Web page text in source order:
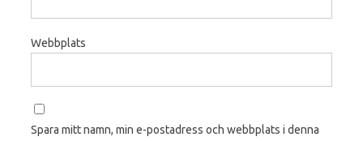
Webbplats
Spara mitt namn, min e-postadress och webbplats i denna